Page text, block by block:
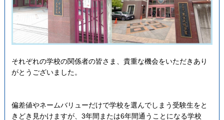
それぞれの学校の関係者の皆さま、貴重な機会をいただきあり
がとうございました。
偏差値やネームバリューだけで学校を選んでしまう受験生をと
きどき見かけますが、3年間または6年間通うことになる学校